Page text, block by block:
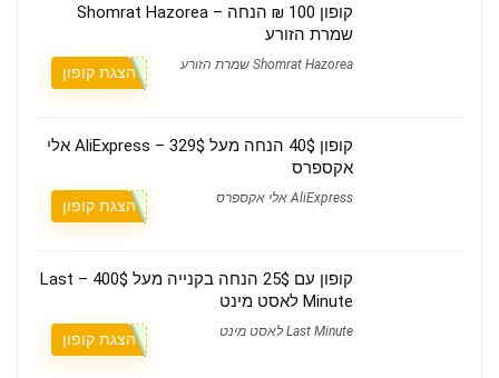
קופון 100 ₪ הנחה – Shomrat Hazorea
שמרת הזורע
Shomrat Hazorea שמרת הזורע הצגת קופון
קופון 40$ הנחה מעל 329$ – AliExpress אלי
אקספרס
AliExpress אלי אקספרס הצגת קופון
קופון עם 25$ הנחה בקנייה מעל 400$ – Last
Minute לאסט מינט
Last Minute לאסט מינט הצגת קופון